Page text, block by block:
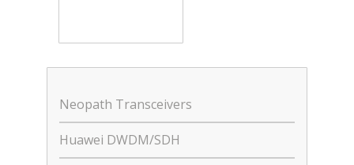
Neopath Transceivers
Huawei DWDM/SDH